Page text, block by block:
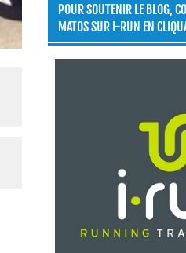
POUR SOUTENIR LE BLOG,
MATOS SUR I-RUN EN